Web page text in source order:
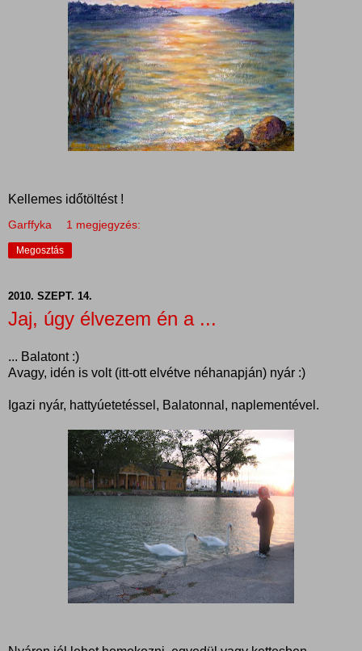
Kellemes időtöltést !
Garffyka 1 megjegyzés:
Megosztás
2010. SZEPT. 14.
Jaj, úgy élvezem én a ...
... Balatont :)
Avagy, idén is volt (itt-ott elvétve néhanapján) nyár :)
Igazi nyár, hattyúetetéssel, Balatonnal, naplementével.